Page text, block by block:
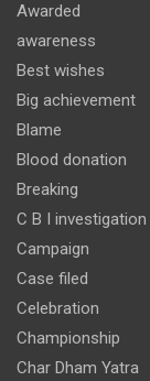
Awarded
awareness
Best wishes
Big achievement
Blame
Blood donation
Breaking
C B I investigation
Campaign
Case filed
Celebration
Championship
Char Dham Yatra